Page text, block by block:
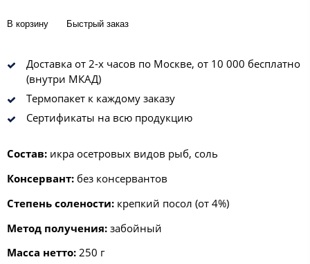
В корзину Быстрый заказ
Доставка от 2-х часов по Москве, от 10 000 бесплатно
(внутри МКАД)
Термопакет к каждому заказу
Сертификаты на всю продукцию
Состав: икра осетровых видов рыб, соль
Консервант: без консервантов
Степень солености: крепкий посол (от 4%)
Метод получения: забойный
Масса нетто: 250 г